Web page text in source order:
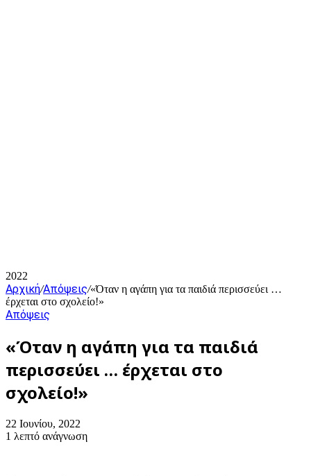
2022
Αρχική/Απόψεις/«Όταν η αγάπη για τα παιδιά περισσεύει …
έρχεται στο σχολείο!»
Απόψεις
«Όταν η αγάπη για τα παιδιά
περισσεύει … έρχεται στο
σχολείο!»
22 Ιουνίου, 2022
1 λεπτό ανάγνωση